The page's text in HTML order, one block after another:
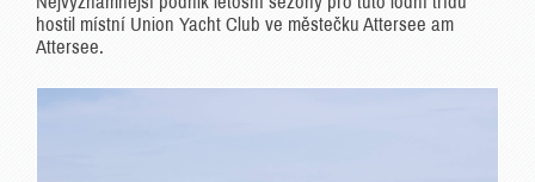
hostil místní Union Yacht Club ve městečku Attersee am
Attersee.